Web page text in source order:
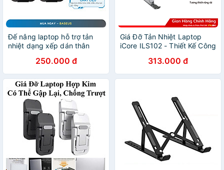
Đế nâng laptop hỗ trợ tản
nhiệt dạng xếp dán thân
KICKSTAND - Hàng chính
hãng
250.000 đ
Giá Đỡ Tản Nhiệt Laptop
iCore ILS102 - Thiết Kế Công
Quả - Hàng chính hãng
313.000 đ